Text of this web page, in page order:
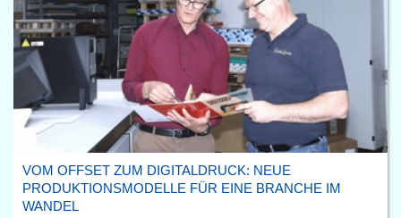
VOM OFFSET ZUM DIGITALDRUCK: NEUE
PRODUKTIONSMODELLE FÜR EINE BRANCHE IM
WANDEL